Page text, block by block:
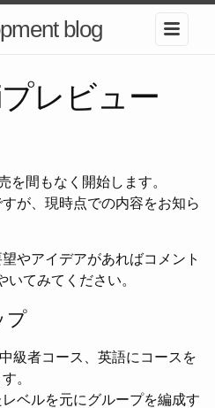
blog
レビュー
を間もなく開始します。
が、現時点での内容をお知ら
やアイデアがあればコメント
いてみてください。
プ
級者コース、英語にコースを
。
ベルを元にグループを編成す